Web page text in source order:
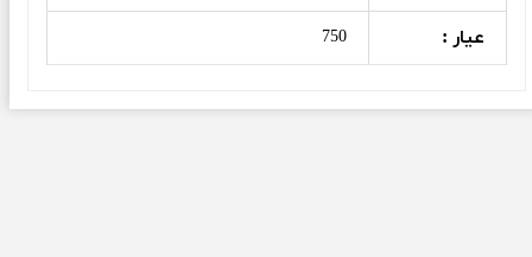
عیار : 750